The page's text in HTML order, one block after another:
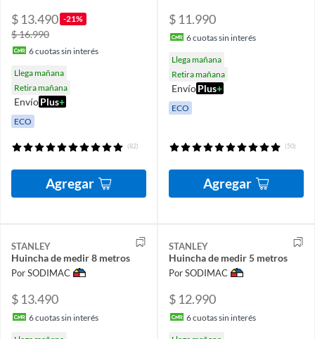
$ 13.490 -21%
$ 16.990
6cuotas sin interés
Llega mañana
Retira mañana
EnvíoPlus+
ECO
(82)
Agregar
$ 11.990
6cuotas sin interés
Llega mañana
Retira mañana
EnvíoPlus+
ECO
(50)
Agregar
STANLEY
Huincha de medir 8 metros
Por SODIMAC
$ 13.490
6cuotas sin interés
STANLEY
Huincha de medir 5 metros
Por SODIMAC
$ 12.990
6cuotas sin interés